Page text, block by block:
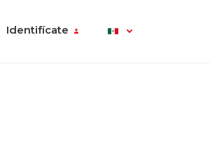
Identifícate